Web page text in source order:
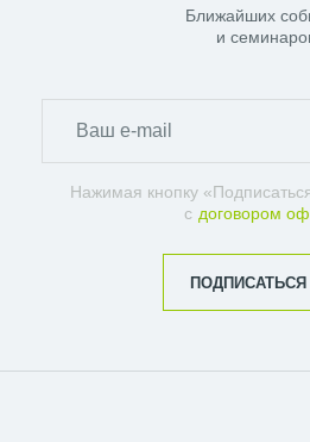
Ближайших
и
Нажимая кнопку
с договором
ПОДПИСАТЬСЯ